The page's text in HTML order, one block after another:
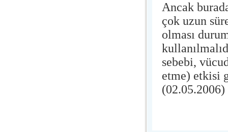
Ancak
çok uzun
olması
sebebi,
etme) etkisi
(02.05.2006)